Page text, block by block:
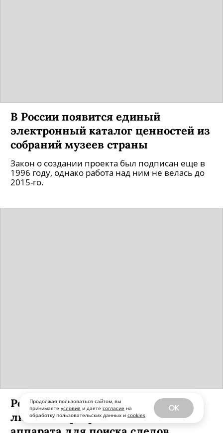
Продолжая пользоваться сайтом, вы
принимаете условия и даете согласие на
обработку пользовательских данных и cookies
OK
В России появится единый
электронный каталог ценностей из
собраний музеев страны
Закон о создании проекта был подписан еще в
1996 году, однако работа над ним не велась до
2015-го.
Российские исследователи-
любители разработали модель